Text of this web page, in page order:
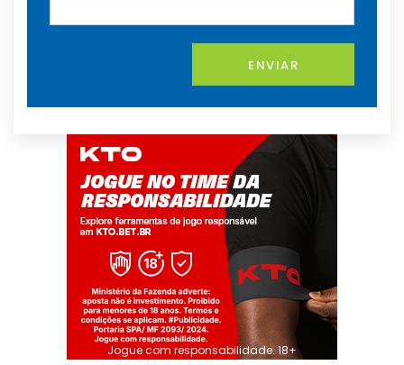
ENVIAR
Jogue com responsabilidade. 18+